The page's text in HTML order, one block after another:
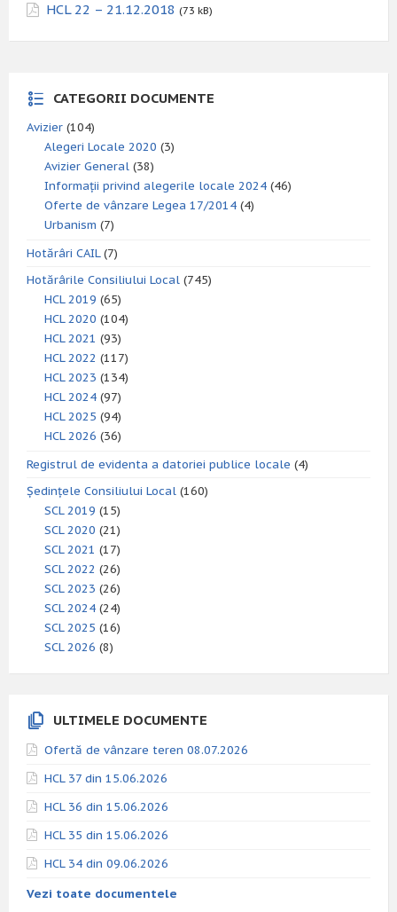
HCL 22 – 21.12.2018 (73 kB)
CATEGORII DOCUMENTE
Avizier (104)
Alegeri Locale 2020 (3)
Avizier General (38)
Informații privind alegerile locale 2024 (46)
Oferte de vânzare Legea 17/2014 (4)
Urbanism (7)
Hotărâri CAIL(7)
Hotărârile Consiliului Local (745)
HCL 2019 (65)
HCL 2020 (104)
HCL 2021 (93)
HCL 2022 (117)
HCL 2023 (134)
HCL 2024 (97)
HCL 2025 (94)
HCL 2026 (36)
Registrul de evidenta a datoriei publice locale (4)
Ședințele Consiliului Local (160)
SCL 2019 (15)
SCL 2020 (21)
SCL 2021 (17)
SCL 2022 (26)
SCL 2023 (26)
SCL 2024 (24)
SCL 2025 (16)
SCL 2026 (8)
ULTIMELE DOCUMENTE
Ofertă de vânzare teren 08.07.2026
HCL 37 din 15.06.2026
HCL 36 din 15.06.2026
HCL 35 din 15.06.2026
HCL 34 din 09.06.2026
Vezi toate documentele